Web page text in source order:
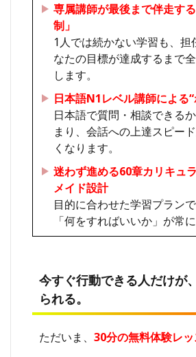
専属講師が最後まで伴走す
制」
1人では続かない学習も、担
なたの目標が達成するまで
します。
日本語N1レベル講師による
日本語で質問・相談できる
まり、会話への上達スピー
くなります。
迷わず進める60章カリキュ
メイド設計
目的に合わせた学習プラン
「何をすればいいか」が常に
今すぐ行動できる人だけが
られる。
ただいま、 30分の無料体験レッ